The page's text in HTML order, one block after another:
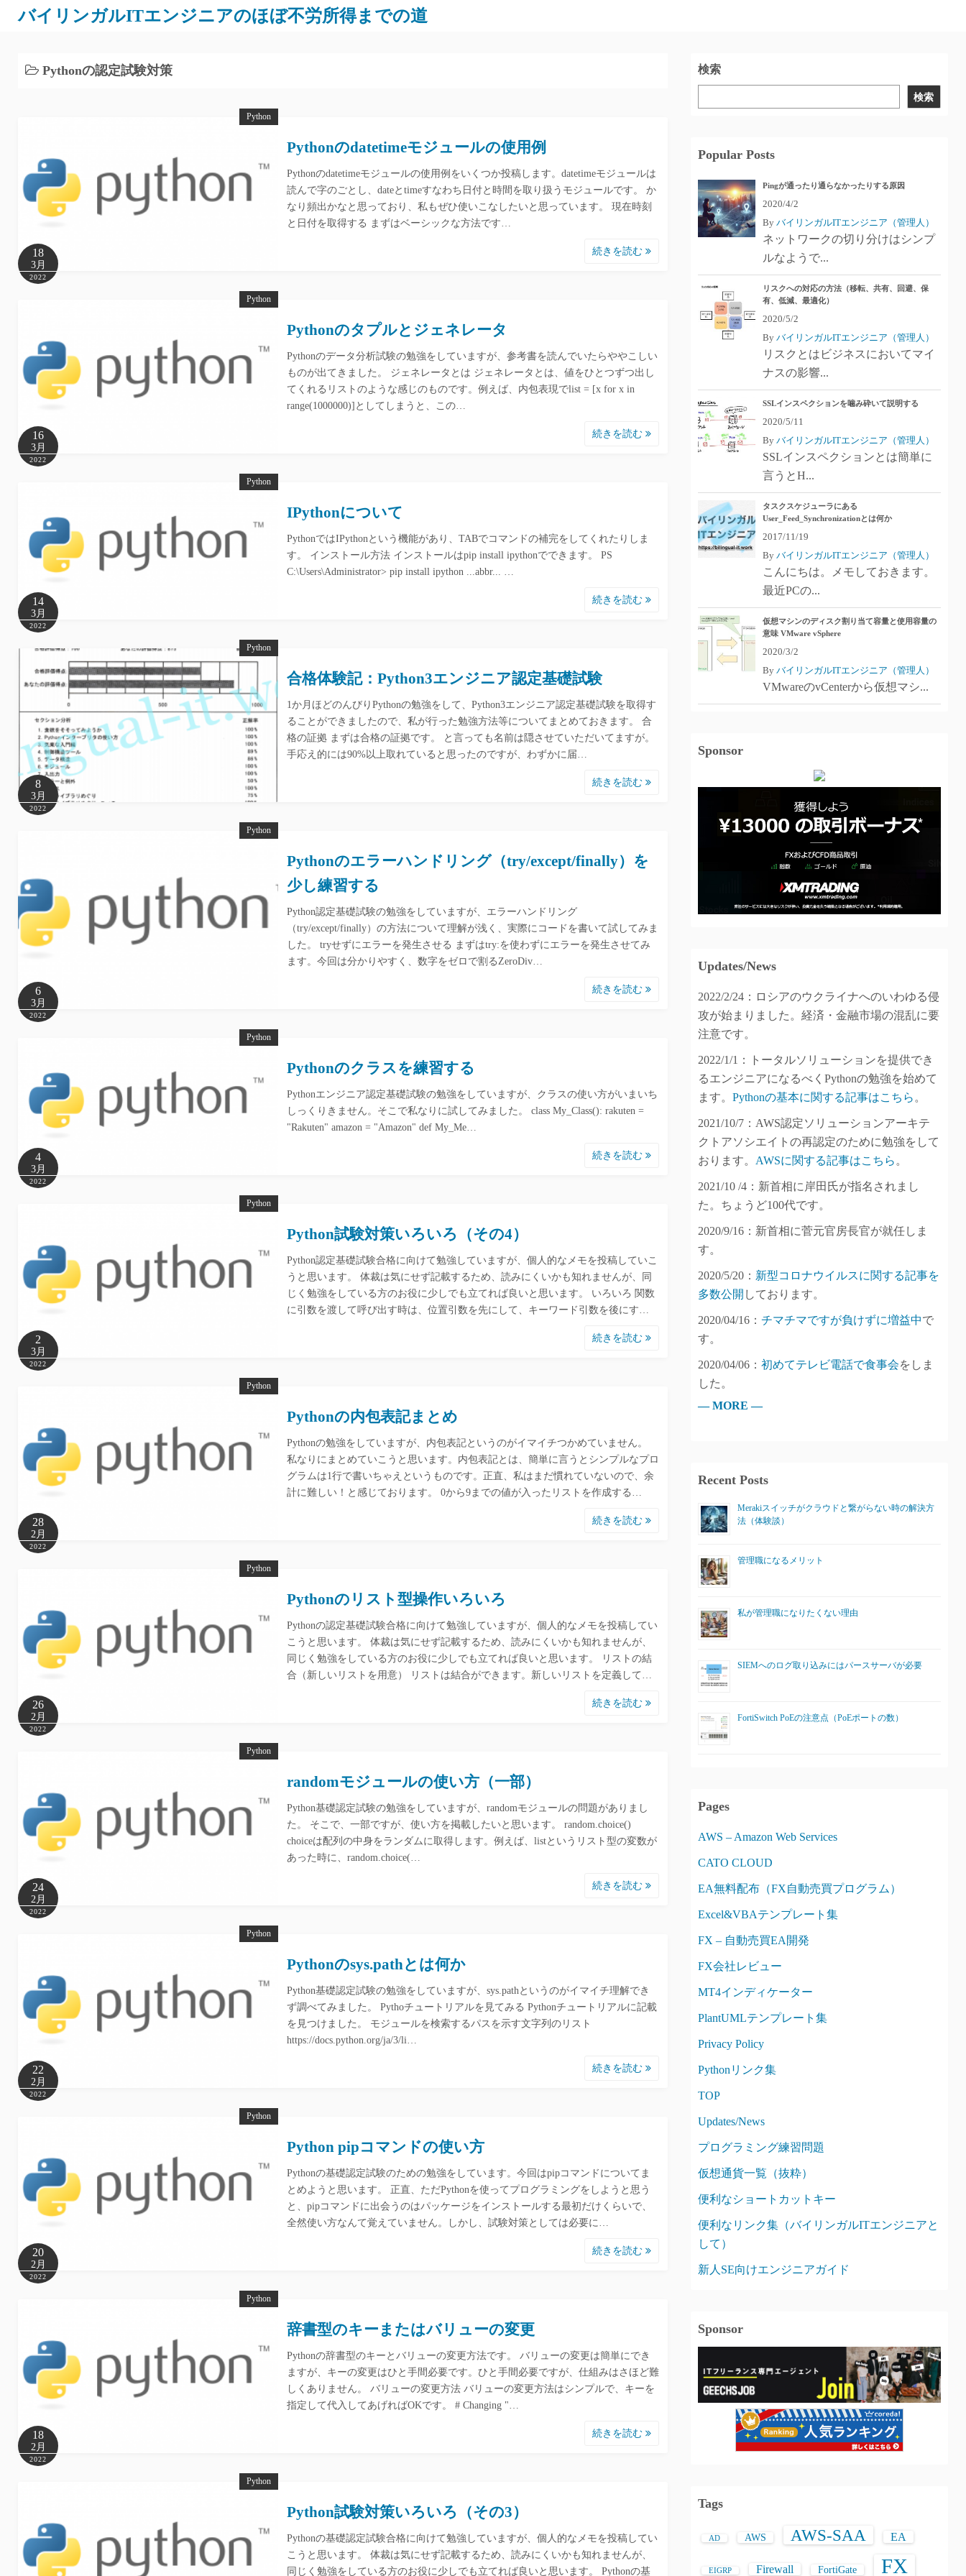
バイリンガルITエンジニアのほぼ不労所得までの道
Pythonの認定試験対策
Python
18
3月
2022
Pythonのdatetimeモジュールの使用例
Pythonのdatetimeモジュールの使用例をいくつか投稿します。datetimeモジュールは
読んで字のごとし、dateとtimeすなわち日付と時間を取り扱うモジュールです。 か
なり頻出かなと思っており、私もぜひ使いこなしたいと思っています。 現在時刻
と日付を取得する まずはベーシックな方法です…
続きを読む
Python
16
3月
2022
Pythonのタプルとジェネレータ
Pythonのデータ分析試験の勉強をしていますが、参考書を読んでいたらややこしい
ものが出てきました。 ジェネレータとは ジェネレータとは、値をひとつずつ出し
てくれるリストのような感じのものです。例えば、内包表現でlist = [x for x in
range(1000000)]としてしまうと、この…
続きを読む
Python
14
3月
2022
IPythonについて
PythonではIPythonという機能があり、TABでコマンドの補完をしてくれたりしま
す。 インストール方法 インストールはpip install ipythonでできます。 PS
C:\Users\Administrator> pip install ipython ...abbr... …
続きを読む
Python
8
3月
2022
合格体験記：Python3エンジニア認定基礎試験
1か月ほどのんびりPythonの勉強をして、Python3エンジニア認定基礎試験を取得す
ることができましたので、私が行った勉強方法等についてまとめておきます。 合
格の証拠 まずは合格の証拠です。 と言っても名前は隠させていただいてますが。
手応え的には90%以上取れていると思ったのですが、わずかに届…
続きを読む
Python
6
3月
2022
Pythonのエラーハンドリング（try/except/finally）を
少し練習する
Python認定基礎試験の勉強をしていますが、エラーハンドリング
（try/except/finally）の方法について理解が浅く、実際にコードを書いて試してみま
した。 tryせずにエラーを発生させる まずはtry:を使わずにエラーを発生させてみ
ます。今回は分かりやすく、数字をゼロで割るZeroDiv…
続きを読む
Python
4
3月
2022
Pythonのクラスを練習する
Pythonエンジニア認定基礎試験の勉強をしていますが、クラスの使い方がいまいち
しっくりきません。そこで私なりに試してみました。 class My_Class(): rakuten =
"Rakuten" amazon = "Amazon" def My_Me…
続きを読む
Python
2
3月
2022
Python試験対策いろいろ（その4）
Python認定基礎試験合格に向けて勉強していますが、個人的なメモを投稿していこ
うと思います。 体裁は気にせず記載するため、読みにくいかも知れませんが、同
じく勉強をしている方のお役に少しでも立てれば良いと思います。 いろいろ 関数
に引数を渡して呼び出す時は、位置引数を先にして、キーワード引数を後にす…
続きを読む
Python
28
2月
2022
Pythonの内包表記まとめ
Pythonの勉強をしていますが、内包表記というのがイマイチつかめていません。
私なりにまとめていこうと思います。内包表記とは、簡単に言うとシンプルなプロ
グラムは1行で書いちゃえというものです。正直、私はまだ慣れていないので、余
計に難しい！と感じております。 0から9までの値が入ったリストを作成する…
続きを読む
Python
26
2月
2022
Pythonのリスト型操作いろいろ
Pythonの認定基礎試験合格に向けて勉強していますが、個人的なメモを投稿してい
こうと思います。 体裁は気にせず記載するため、読みにくいかも知れませんが、
同じく勉強をしている方のお役に少しでも立てれば良いと思います。 リストの結
合（新しいリストを用意） リストは結合ができます。新しいリストを定義して…
続きを読む
Python
24
2月
2022
randomモジュールの使い方（一部）
Python基礎認定試験の勉強をしていますが、randomモジュールの問題がありまし
た。 そこで、一部ですが、使い方を掲載したいと思います。 random.choice()
choiceは配列の中身をランダムに取得します。例えば、listというリスト型の変数が
あった時に、random.choice(…
続きを読む
Python
22
2月
2022
Pythonのsys.pathとは何か
Python基礎認定試験の勉強をしていますが、sys.pathというのがイマイチ理解でき
ず調べてみました。 Pythoチュートリアルを見てみる Pythonチュートリアルに記載
を見つけました。 モジュールを検索するパスを示す文字列のリスト
https://docs.python.org/ja/3/li…
続きを読む
Python
20
2月
2022
Python pipコマンドの使い方
Pythonの基礎認定試験のための勉強をしています。今回はpipコマンドについてま
とめようと思います。 正直、ただPythonを使ってプログラミングをしようと思う
と、pipコマンドに出会うのはパッケージをインストールする最初だけくらいで、
全然使い方なんて覚えていません。しかし、試験対策としては必要に…
続きを読む
Python
18
2月
2022
辞書型のキーまたはバリューの変更
Pythonの辞書型のキーとバリューの変更方法です。 バリューの変更は簡単にでき
ますが、キーの変更はひと手間必要です。ひと手間必要ですが、仕組みはさほど難
しくありません。 バリューの変更方法 バリューの変更方法はシンプルで、キーを
指定して代入してあげればOKです。 # Changing "…
続きを読む
Python
Python試験対策いろいろ（その3）
Pythonの基礎認定試験合格に向けて勉強していますが、個人的なメモを投稿してい
こうと思います。 体裁は気にせず記載するため、読みにくいかも知れませんが、
同じく勉強をしている方のお役に少しでも立てれば良いと思います。 Pythonの基
検索
検索
Popular Posts
Pingが通ったり通らなかったりする原因
2020/4/2
By バイリンガルITエンジニア（管理人）
ネットワークの切り分けはシンプ
ルなようで...
リスクへの対応の方法（移転、共有、回避、保
有、低減、最適化）
2020/5/2
By バイリンガルITエンジニア（管理人）
リスクとはビジネスにおいてマイ
ナスの影響...
SSLインスペクションを噛み砕いて説明する
2020/5/11
By バイリンガルITエンジニア（管理人）
SSLインスペクションとは簡単に
言うとH...
タスクスケジューラにある
User_Feed_Synchronizationとは何か
2017/11/19
By バイリンガルITエンジニア（管理人）
こんにちは。メモしておきます。
最近PCの...
仮想マシンのディスク割り当て容量と使用容量の
意味 VMware vSphere
2020/3/2
By バイリンガルITエンジニア（管理人）
VMwareのvCenterから仮想マシ...
Sponsor
Updates/News
2022/2/24：ロシアのウクライナへのいわゆる侵
攻が始まりました。経済・金融市場の混乱に要
注意です。
2022/1/1：トータルソリューションを提供でき
るエンジニアになるべくPythonの勉強を始めて
ます。 Pythonの基本に関する記事はこちら。
2021/10/7：AWS認定ソリューションアーキテ
クトアソシエイトの再認定のために勉強をして
おります。 AWSに関する記事はこちら。
2021/10 /4：新首相に岸田氏が指名されまし
た。ちょうど100代です。
2020/9/16：新首相に菅元官房長官が就任しま
す。
2020/5/20： 新型コロナウイルスに関する記事を
多数公開 しております。
2020/04/16： チマチマですが負けずに増益中で
す。
2020/04/06： 初めてテレビ電話で食事会をしま
した。
— MORE —
Recent Posts
Merakiスイッチがクラウドと繋がらない時の解決方
法（体験談）
管理職になるメリット
私が管理職になりたくない理由
SIEMへのログ取り込みにはパースサーバが必要
FortiSwitch PoEの注意点（PoEポートの数）
Pages
AWS – Amazon Web Services
CATO CLOUD
EA無料配布（FX自動売買プログラム）
Excel&VBAテンプレート集
FX – 自動売買EA開発
FX会社レビュー
MT4インディケーター
PlantUMLテンプレート集
Privacy Policy
Pythonリンク集
TOP
Updates/News
プログラミング練習問題
仮想通貨一覧（抜粋）
便利なショートカットキー
便利なリンク集（バイリンガルITエンジニアと
して）
新人SE向けエンジニアガイド
Sponsor
Tags
AD AWS AWS-SAA EA
EIGRP Firewall FortiGate FX